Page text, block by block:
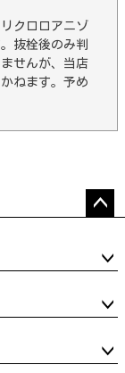
クロロアニゾ
抜栓後のみ判
せんが、当店
ねます。予め
ップ